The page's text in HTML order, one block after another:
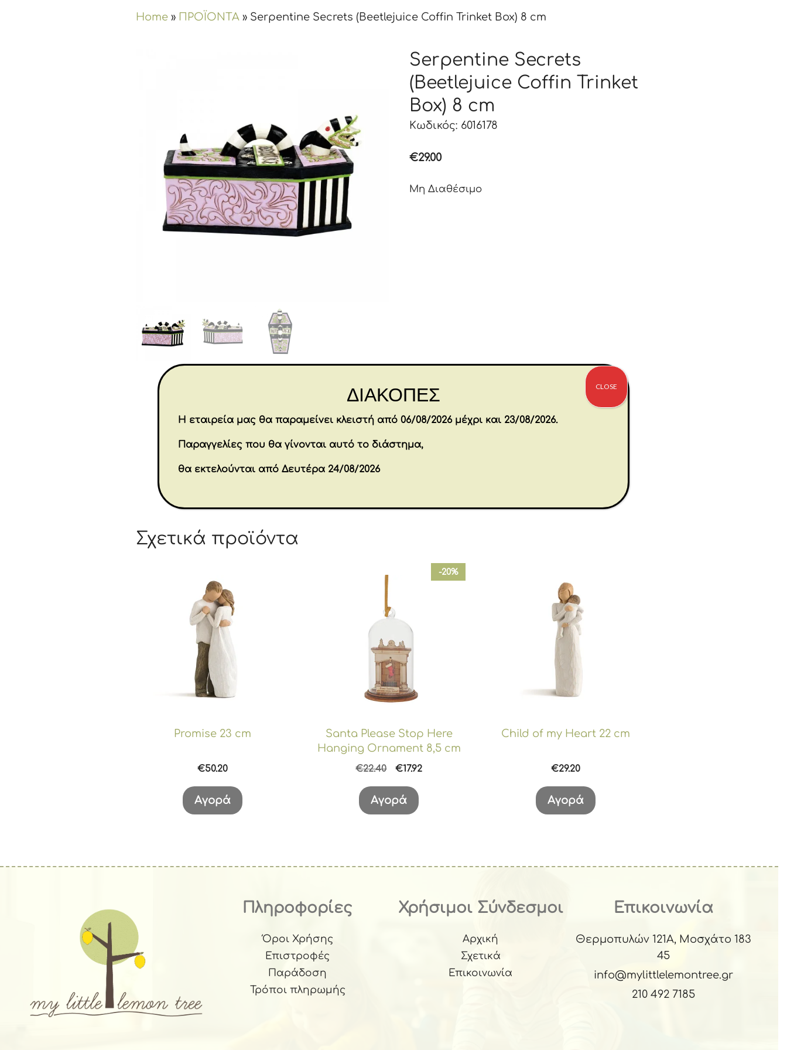
Home » ΠΡΟΪΟΝΤΑ » Serpentine Secrets (Beetlejuice Coffin Trinket Box) 8 cm
Serpentine Secrets
(Beetlejuice Coffin Trinket
Box) 8 cm
Κωδικός: 6016178
€29.00
Μη Διαθέσιμο
Επιπλέον πληροφορίες
Διαστάσεις
Brands
Σχετικά προϊόντα
Promise 23 cm
€50.20
Αγορά
-20%
Santa Please Stop Here
Hanging Ornament 8,5 cm
€22.40
Original
was:
€22.40.
€17.92Η
Αγορά
Child of my Heart 22 cm
€29.20
Αγορά
Πληροφορίες
Όροι Χρήσης
Επιστροφές
Παράδοση
Τρόποι πληρωμής
Χρήσιμοι Σύνδεσμοι
Αρχική
Σχετικά
Επικοινωνία
Επικοινωνία
Θερμοπυλών 121Α, Μοσχάτο 183
45
info@mylittlelemontree.gr
210 492 7185
ΔΙΑΚΟΠΕΣ
Η εταιρεία μας θα παραμείνει κλειστή από 06/08/2026 μέχρι και 23/08/2026.
Παραγγελίες που θα γίνονται αυτό το διάστημα,
θα εκτελούνται από Δευτέρα 24/08/2026
CLOSE